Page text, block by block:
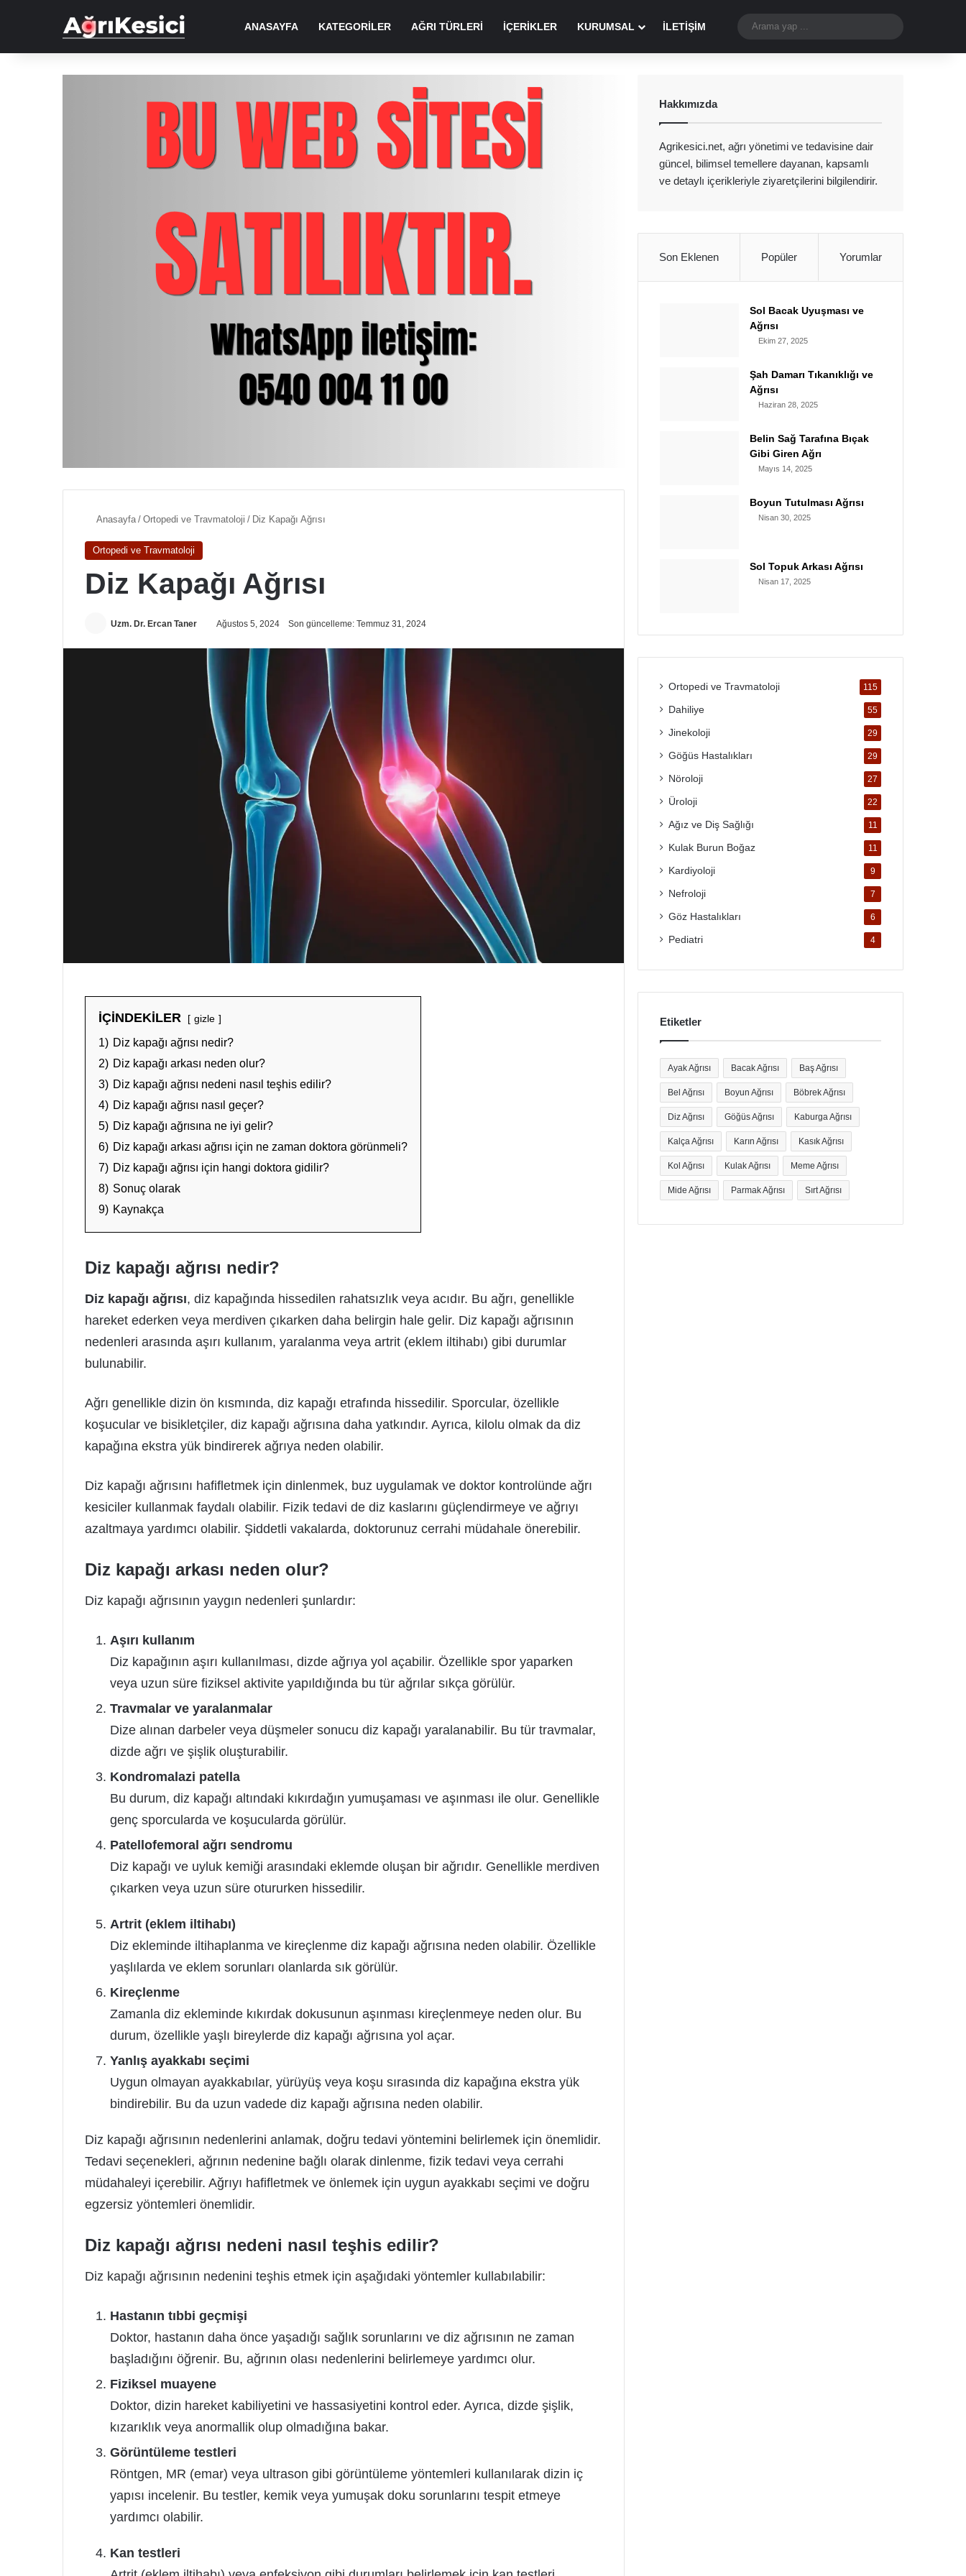
ANASAYFA KATEGORILER AĞRI TÜRLERI İÇERIKLER KURUMSAL İLETIŞIM Dış görünümü değiştir
yap
Anasayfa / Ortopedi ve Travmatoloji / Diz Kapağı Ağrısı
Ortopedi ve Travmatoloji
Diz Kapağı Ağrısı
Uzm. Dr. Ercan Taner Ağustos 5, 2024 Son güncelleme: Temmuz 31, 2024
İÇİNDEKİLER gizle
1) Diz kapağı ağrısı nedir?
2) Diz kapağı arkası neden olur?
3) Diz kapağı ağrısı nedeni nasıl teşhis edilir?
4) Diz kapağı ağrısı nasıl geçer?
5) Diz kapağı ağrısına ne iyi gelir?
6) Diz kapağı arkası ağrısı için ne zaman doktora görünmeli?
7) Diz kapağı ağrısı için hangi doktora gidilir?
8) Sonuç olarak
9) Kaynakça
Diz kapağı ağrısı nedir?
Diz kapağı ağrısı, diz kapağında hissedilen rahatsızlık veya acıdır. Bu ağrı, genellikle
hareket ederken veya merdiven çıkarken daha belirgin hale gelir. Diz kapağı ağrısının
nedenleri arasında aşırı kullanım, yaralanma veya artrit (eklem iltihabı) gibi durumlar
bulunabilir.
Ağrı genellikle dizin ön kısmında, diz kapağı etrafında hissedilir. Sporcular, özellikle
koşucular ve bisikletçiler, diz kapağı ağrısına daha yatkındır. Ayrıca, kilolu olmak da diz
kapağına ekstra yük bindirerek ağrıya neden olabilir.
Diz kapağı ağrısını hafifletmek için dinlenmek, buz uygulamak ve doktor kontrolünde ağrı
kesiciler kullanmak faydalı olabilir. Fizik tedavi de diz kaslarını güçlendirmeye ve ağrıyı
azaltmaya yardımcı olabilir. Şiddetli vakalarda, doktorunuz cerrahi müdahale önerebilir.
Diz kapağı arkası neden olur?
Diz kapağı ağrısının yaygın nedenleri şunlardır:
Aşırı kullanım
Diz kapağının aşırı kullanılması, dizde ağrıya yol açabilir. Özellikle spor yaparken
veya uzun süre fiziksel aktivite yapıldığında bu tür ağrılar sıkça görülür.
Travmalar ve yaralanmalar
Dize alınan darbeler veya düşmeler sonucu diz kapağı yaralanabilir. Bu tür travmalar,
dizde ağrı ve şişlik oluşturabilir.
Kondromalazi patella
Bu durum, diz kapağı altındaki kıkırdağın yumuşaması ve aşınması ile olur. Genellikle
genç sporcularda ve koşucularda görülür.
Patellofemoral ağrı sendromu
Diz kapağı ve uyluk kemiği arasındaki eklemde oluşan bir ağrıdır. Genellikle merdiven
çıkarken veya uzun süre otururken hissedilir.
Artrit (eklem iltihabı)
Diz ekleminde iltihaplanma ve kireçlenme diz kapağı ağrısına neden olabilir. Özellikle
yaşlılarda ve eklem sorunları olanlarda sık görülür.
Kireçlenme
Zamanla diz ekleminde kıkırdak dokusunun aşınması kireçlenmeye neden olur. Bu
durum, özellikle yaşlı bireylerde diz kapağı ağrısına yol açar.
Yanlış ayakkabı seçimi
Uygun olmayan ayakkabılar, yürüyüş veya koşu sırasında diz kapağına ekstra yük
bindirebilir. Bu da uzun vadede diz kapağı ağrısına neden olabilir.
Diz kapağı ağrısının nedenlerini anlamak, doğru tedavi yöntemini belirlemek için önemlidir.
Tedavi seçenekleri, ağrının nedenine bağlı olarak dinlenme, fizik tedavi veya cerrahi
müdahaleyi içerebilir. Ağrıyı hafifletmek ve önlemek için uygun ayakkabı seçimi ve doğru
egzersiz yöntemleri önemlidir.
Diz kapağı ağrısı nedeni nasıl teşhis edilir?
Diz kapağı ağrısının nedenini teşhis etmek için aşağıdaki yöntemler kullabılabilir:
Hastanın tıbbi geçmişi
Doktor, hastanın daha önce yaşadığı sağlık sorunlarını ve diz ağrısının ne zaman
başladığını öğrenir. Bu, ağrının olası nedenlerini belirlemeye yardımcı olur.
Fiziksel muayene
Doktor, dizin hareket kabiliyetini ve hassasiyetini kontrol eder. Ayrıca, dizde şişlik,
kızarıklık veya anormallik olup olmadığına bakar.
Görüntüleme testleri
Röntgen, MR (emar) veya ultrason gibi görüntüleme yöntemleri kullanılarak dizin iç
yapısı incelenir. Bu testler, kemik veya yumuşak doku sorunlarını tespit etmeye
yardımcı olabilir.
Kan testleri
Hakkımızda
Agrikesici.net, ağrı yönetimi ve tedavisine dair
güncel, bilimsel temellere dayanan, kapsamlı
ve detaylı içerikleriyle ziyaretçilerini bilgilendirir.
Son Eklenen Popüler Yorumlar
Sol Bacak Uyuşması ve
Ağrısı
Ekim 27, 2025
Şah Damarı Tıkanıklığı ve
Ağrısı
Haziran 28, 2025
Belin Sağ Tarafına Bıçak
Gibi Giren Ağrı
Mayıs 14, 2025
Boyun Tutulması Ağrısı
Nisan 30, 2025
Sol Topuk Arkası Ağrısı
Nisan 17, 2025
Ortopedi ve Travmatoloji 115
Dahiliye 55
Jinekoloji 29
Göğüs Hastalıkları 29
Nöroloji 27
Üroloji 22
Ağız ve Diş Sağlığı 11
Kulak Burun Boğaz 11
Kardiyoloji 9
Nefroloji 7
Göz Hastalıkları 6
Pediatri 4
Etiketler
Ayak Ağrısı Bacak Ağrısı Baş Ağrısı
Bel Ağrısı Boyun Ağrısı Böbrek Ağrısı
Diz Ağrısı Göğüs Ağrısı Kaburga Ağrısı
Kalça Ağrısı Karın Ağrısı Kasık Ağrısı
Kol Ağrısı Kulak Ağrısı Meme Ağrısı
Mide Ağrısı Parmak Ağrısı Sırt Ağrısı